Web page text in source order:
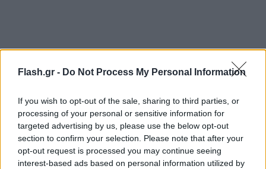
Flash.gr - Do Not Process My Personal Information
If you wish to opt-out of the sale, sharing to third parties, or
processing of your personal or sensitive information for
targeted advertising by us, please use the below opt-out
section to confirm your selection. Please note that after your
opt-out request is processed you may continue seeing
interest-based ads based on personal information utilized by
Οι άνεμοι θα πνέουν στο Αιγαίο γενικά από βόρειες
δυτικές γενικά διευθύνσεις έως 2-3 μποφόρ.
Αττική